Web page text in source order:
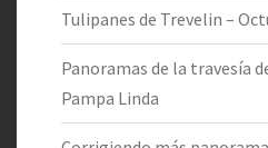
Tulipanes de Trevelin –
Panoramas de la travesía
Pampa Linda